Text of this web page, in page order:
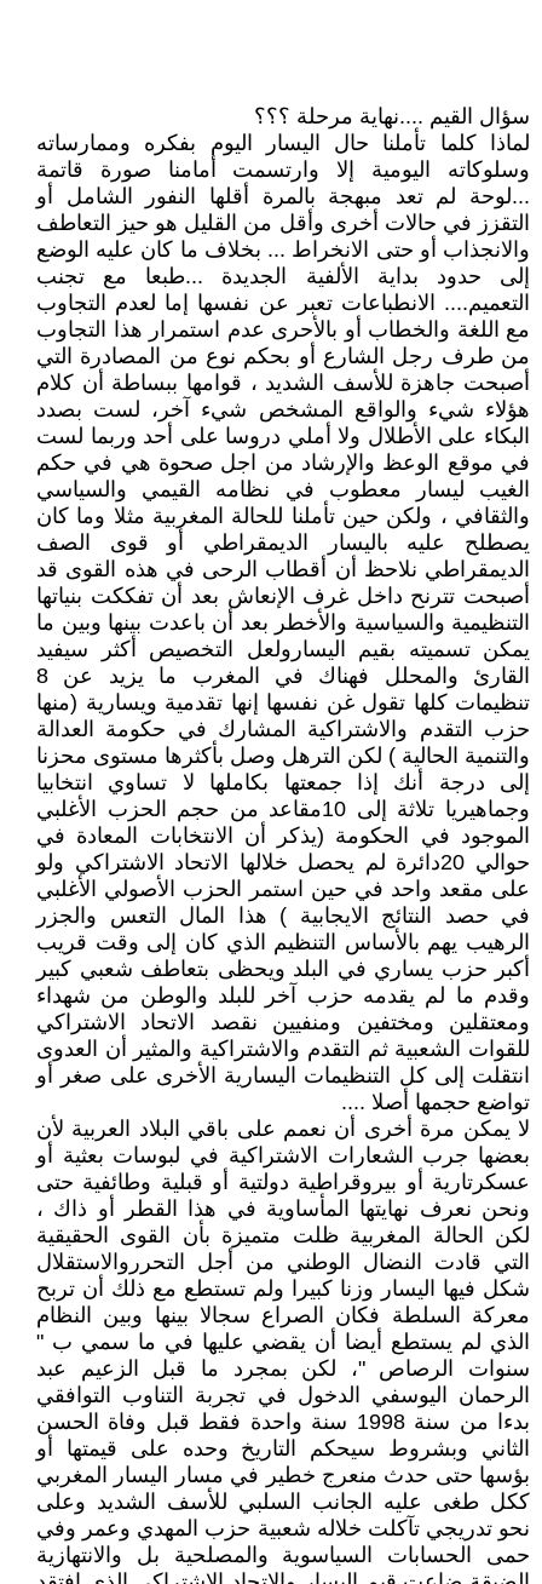
سؤال القيم ....نهاية مرحلة ؟؟؟
لماذا كلما تأملنا حال اليسار اليوم بفكره وممارساته
وسلوكاته اليومية إلا وارتسمت أمامنا صورة قاتمة
...لوحة لم تعد مبهجة بالمرة أقلها النفور الشامل أو
التقزز في حالات أخرى وأقل من القليل هو حيز التعاطف
والانجذاب أو حتى الانخراط ... بخلاف ما كان عليه الوضع
إلى حدود بداية الألفية الجديدة ...طبعا مع تجنب
التعميم.... الانطباعات تعبر عن نفسها إما لعدم التجاوب
مع اللغة والخطاب أو بالأحرى عدم استمرار هذا التجاوب
من طرف رجل الشارع أو بحكم نوع من المصادرة التي
أصبحت جاهزة للأسف الشديد ، قوامها ببساطة أن كلام
هؤلاء شيء والواقع المشخص شيء آخر، لست بصدد
البكاء على الأطلال ولا أملي دروسا على أحد وربما لست
في موقع الوعظ والإرشاد من اجل صحوة هي في حكم
الغيب ليسار معطوب في نظامه القيمي والسياسي
والثقافي ، ولكن حين تأملنا للحالة المغربية مثلا وما كان
يصطلح عليه باليسار الديمقراطي أو قوى الصف
الديمقراطي نلاحظ أن أقطاب الرحى في هذه القوى قد
أصبحت تترنح داخل غرف الإنعاش بعد أن تفككت بنياتها
التنظيمية والسياسية والأخطر بعد أن باعدت بينها وبين ما
يمكن تسميته بقيم اليسارولعل التخصيص أكثر سيفيد
القارئ والمحلل فهناك في المغرب ما يزيد عن 8
تنظيمات كلها تقول غن نفسها إنها تقدمية ويسارية (منها
حزب التقدم والاشتراكية المشارك في حكومة العدالة
والتنمية الحالية ) لكن الترهل وصل بأكثرها مستوى محزنا
إلى درجة أنك إذا جمعتها بكاملها لا تساوي انتخابيا
وجماهيريا تلاثة إلى 10مقاعد من حجم الحزب الأغلبي
الموجود في الحكومة (يذكر أن الانتخابات المعادة في
حوالي 20دائرة لم يحصل خلالها الاتحاد الاشتراكي ولو
على مقعد واحد في حين استمر الحزب الأصولي الأغلبي
في حصد النتائج الايجابية ) هذا المال التعس والجزر
الرهيب يهم بالأساس التنظيم الذي كان إلى وقت قريب
أكبر حزب يساري في البلد ويحظى بتعاطف شعبي كبير
وقدم ما لم يقدمه حزب آخر للبلد والوطن من شهداء
ومعتقلين ومختفين ومنفيين نقصد الاتحاد الاشتراكي
للقوات الشعبية ثم التقدم والاشتراكية والمثير أن العدوى
انتقلت إلى كل التنظيمات اليسارية الأخرى على صغر أو
تواضع حجمها أصلا ....
لا يمكن مرة أخرى أن نعمم على باقي البلاد العربية لأن
بعضها جرب الشعارات الاشتراكية في لبوسات بعثية أو
عسكرتارية أو بيروقراطية دولتية أو قبلية وطائفية حتى
ونحن نعرف نهايتها المأساوية في هذا القطر أو ذاك ،
لكن الحالة المغربية ظلت متميزة بأن القوى الحقيقية
التي قادت النضال الوطني من أجل التحرروالاستقلال
شكل فيها اليسار وزنا كبيرا ولم تستطع مع ذلك أن تربح
معركة السلطة فكان الصراع سجالا بينها وبين النظام
الذي لم يستطع أيضا أن يقضي عليها في ما سمي ب "
سنوات الرصاص "، لكن بمجرد ما قبل الزعيم عبد
الرحمان اليوسفي الدخول في تجربة التناوب التوافقي
بدءا من سنة 1998 سنة واحدة فقط قبل وفاة الحسن
الثاني وبشروط سيحكم التاريخ وحده على قيمتها أو
بؤسها حتى حدث منعرج خطير في مسار اليسار المغربي
ككل طغى عليه الجانب السلبي للأسف الشديد وعلى
نحو تدريجي تآكلت خلاله شعبية حزب المهدي وعمر وفي
حمى الحسابات السياسوية والمصلحية بل والانتهازية